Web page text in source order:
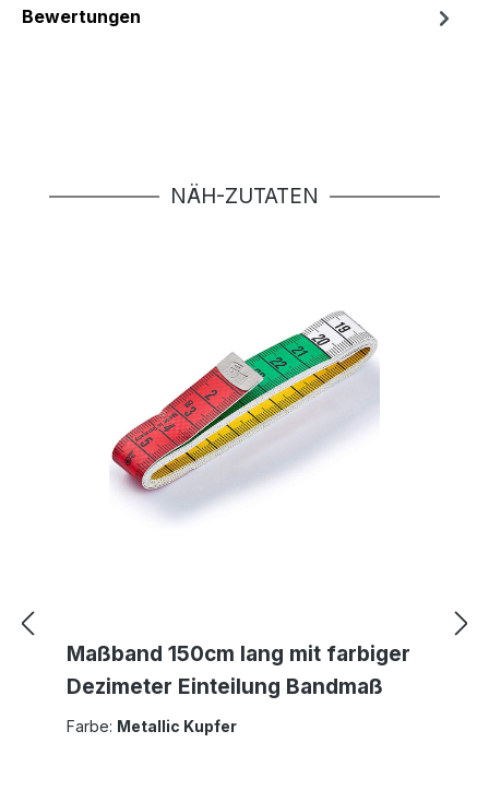
Bewertungen
Produktgalerie überspringen
NÄH-ZUTATEN
Maßband 150cm lang mit farbiger
Dezimeter Einteilung Bandmaß
Farbe: Metallic Kupfer